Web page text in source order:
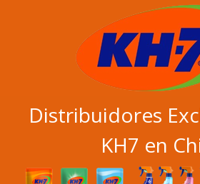
Distribuidores
KH7 en